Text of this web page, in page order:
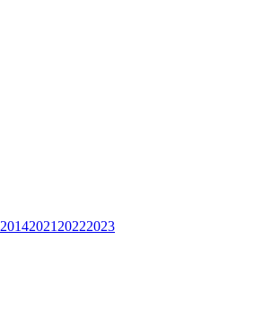
20142021 20222023